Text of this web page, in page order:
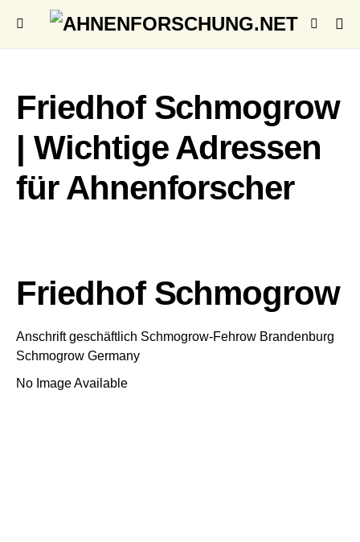
Friedhof Schmogrow
| Wichtige Adressen
für Ahnenforscher
Friedhof Schmogrow
Anschrift geschäftlich Schmogrow-Fehrow Brandenburg
Schmogrow Germany
No Image Available